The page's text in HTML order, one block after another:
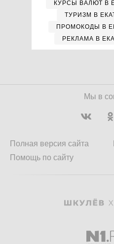
КУРСЫ ВАЛЮТ В
ТУРИЗМ В
ПРОМОКОДЫ В
РЕКЛАМА В
Мы в
Полная версия сайта
Помощь по сайту